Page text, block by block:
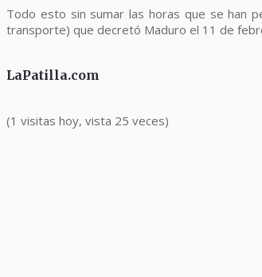
Todo esto sin sumar las horas que se han
transporte) que decretó Maduro el 11 de
LaPatilla.com
(1 visitas hoy, vista 25 veces)